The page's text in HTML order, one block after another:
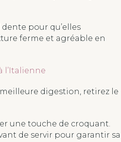
pour qu’elles
ferme et agréable en
l’Italienne
digestion, retirez le
une touche de croquant.
de servir pour garantir sa